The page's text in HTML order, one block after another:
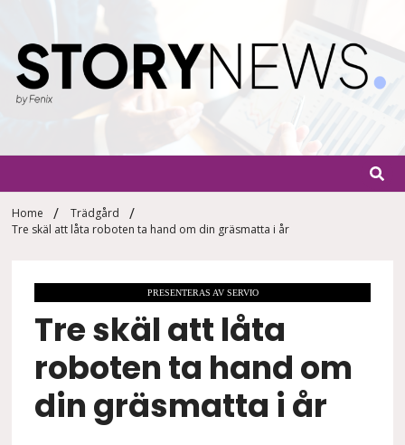
Home
Trädgård
Tre skäl att låta roboten ta hand om din gräsmatta i år
PRESENTERAS AV SERVIO
Tre skäl att låta
roboten ta hand om
din gräsmatta i år